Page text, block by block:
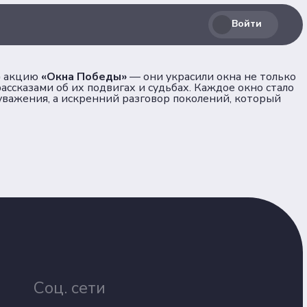
Войти
акцию «Окна Победы»— они украсили окна не только
об их подвигах и судьбах. Каждое окно стало
а искренний разговор поколений, который
Соц. сети